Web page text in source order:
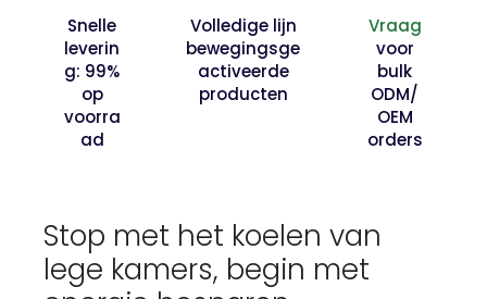
Snelle
leverin
g: 99%
op
voorra
ad
Volledige lijn
bewegingsge
activeerde
producten
Vraag
voor
bulk
ODM/
OEM
orders
Stop met het koelen van
lege kamers, begin met